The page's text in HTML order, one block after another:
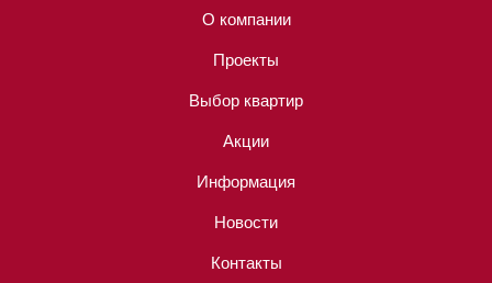
О компании
Проекты
Выбор квартир
Акции
Информация
Новости
Контакты